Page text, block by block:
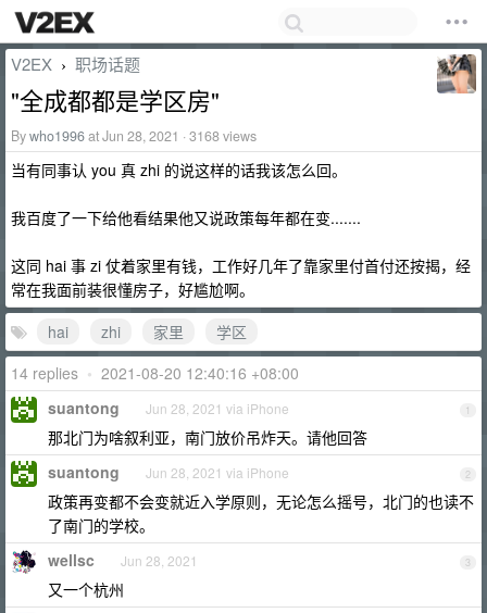
V2EX › 职场话题
"全成都都是学区房"
Bywho1996at Jun 28, 2021 · 3168 views
当有同事认 you 真 zhi 的说这样的话我该怎么回。
我百度了一下给他看结果他又说政策每年都在变.......
这同 hai 事 zi 仗着家里有钱，工作好几年了靠家里付首付还按揭，经
常在我面前装很懂房子，好尴尬啊。
hai
zhi 家里
学区
14 replies • 2021-08-20 12:40:16 +08:00
1
suantong Jun 28, 2021 via iPhone
那北门为啥叙利亚，南门放价吊炸天。请他回答
2
suantong Jun 28, 2021 via iPhone
政策再变都不会变就近入学原则，无论怎么摇号，北门的也读不
了南门的学校。
3
wellsc Jun 28, 2021
又一个杭州